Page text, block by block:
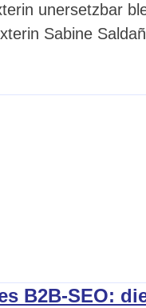
unersetzbar
Sabine
B2B-SEO: